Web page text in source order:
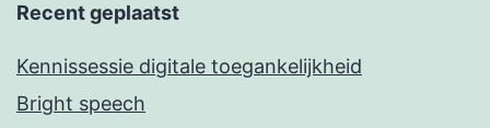
Recent geplaatst
Kennissessie digitale toegankelijkheid
Bright speech